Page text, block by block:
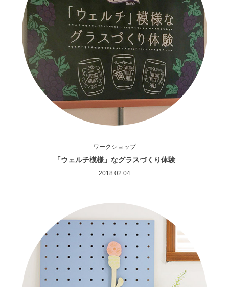
ワークショップ
「ウェルチ模様」なグラスづくり体験
2018.02.04